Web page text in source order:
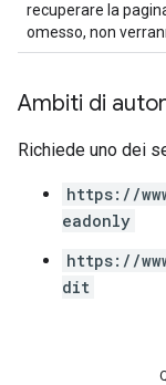
recuperare la
omesso, non
Ambiti di
Richiede uno dei
https://
eadonly
https://
dit